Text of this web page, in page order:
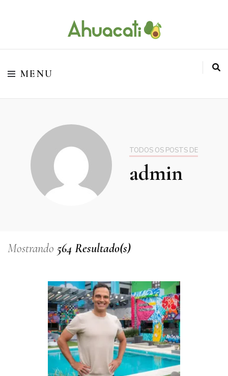
Ahuacati
O melhor da Internet em um só lugar
MENU
TODOS OS POSTS DE
admin
Mostrando 564 Resultado(s)